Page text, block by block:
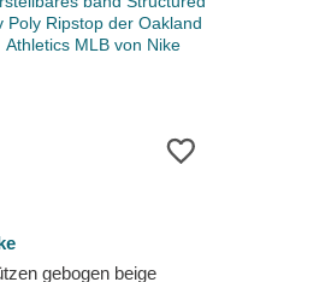
gebogen beige